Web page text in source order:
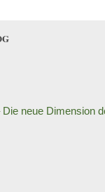
neue Dimension